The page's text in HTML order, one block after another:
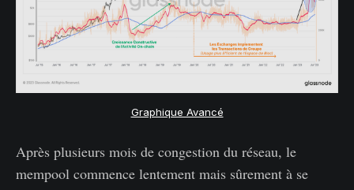
Graphique Avancé
Après plusieurs mois de congestion du réseau, le
mempool commence lentement mais sûrement à se